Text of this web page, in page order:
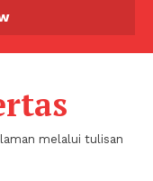
melalui tulisan